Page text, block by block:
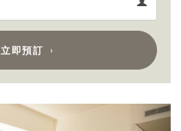
立即預訂
Next